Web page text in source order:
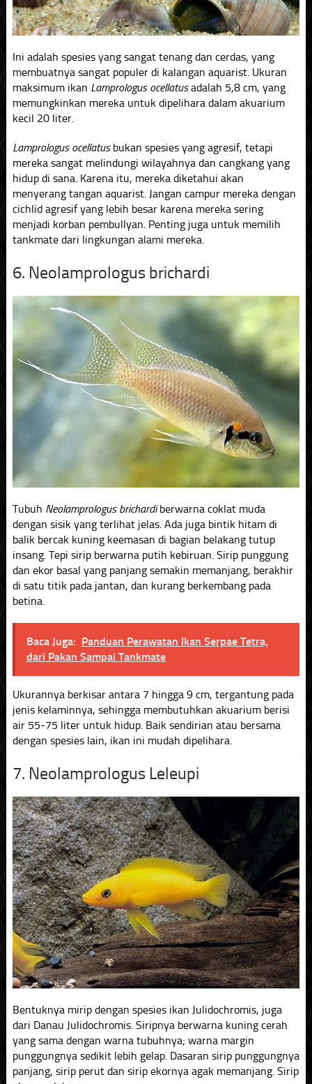
Ini adalah spesies yang sangat tenang dan cerdas, yang
membuatnya sangat populer di kalangan aquarist. Ukuran
maksimum ikan Lamprologus ocellatusadalah 5,8 cm, yang
memungkinkan mereka untuk dipelihara dalam akuarium
kecil 20 liter.
Lamprologus ocellatusbukan spesies yang agresif, tetapi
mereka sangat melindungi wilayahnya dan cangkang yang
hidup di sana. Karena itu, mereka diketahui akan
menyerang tangan aquarist. Jangan campur mereka dengan
cichlid agresif yang lebih besar karena mereka sering
menjadi korban pembullyan. Penting juga untuk memilih
tankmate dari lingkungan alami mereka.
6. Neolamprologus brichardi
Tubuh Neolamprologus brichardiberwarna coklat muda
dengan sisik yang terlihat jelas. Ada juga bintik hitam di
balik bercak kuning keemasan di bagian belakang tutup
insang. Tepi sirip berwarna putih kebiruan. Sirip punggung
dan ekor basal yang panjang semakin memanjang, berakhir
di satu titik pada jantan, dan kurang berkembang pada
betina.
Baca Juga: Panduan Perawatan Ikan Serpae Tetra,
dari Pakan Sampai Tankmate
Ukurannya berkisar antara 7 hingga 9 cm, tergantung pada
jenis kelaminnya, sehingga membutuhkan akuarium berisi
air 55-75 liter untuk hidup. Baik sendirian atau bersama
dengan spesies lain, ikan ini mudah dipelihara.
7. Neolamprologus Leleupi
Bentuknya mirip dengan spesies ikan Julidochromis, juga
dari Danau Julidochromis. Siripnya berwarna kuning cerah
yang sama dengan warna tubuhnya; warna margin
punggungnya sedikit lebih gelap. Dasaran sirip punggungnya
panjang, sirip perut dan sirip ekornya agak memanjang. Sirip